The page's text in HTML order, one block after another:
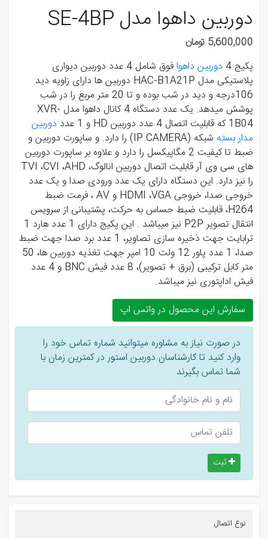
دوربین داهوا مدل SE-4BP
5,600,000 تومان
پکیج 4
دوربین داهوا
فوق شامل 4 عدد دوربین دیواری
پلاستیکی مدل HAC-B1A21P دوربین ها دارای زاویه دید
106درجه و دید در شب بوده و تا 20 متر مربع را در شب
پوشش میدهد. یک عدد دستگاه 4 کانال داهوا مدل XVR-
1B04 که قابلیت اتصال 4 عدد دوربین HD و 1 عدد
دوربین
مدار بسته
شبکه (IP CAMERA) را دارد. و ساپورت دوربین و
ضبط تا کیفیت 2 مگاپیکسل را دارد و علاوه بر ساپورت دوربین
های سی وی آر قابلیت اتصال دوربین انالوگ، TVI ،CVI ،AHD
را نیز دارد. این دستگاه دارای یک عدد ورودی صدا و یک عدد
خروجی صدا، خروجی HDMI ،VGA و AV ، فرمت ضبط
H264، قابلیت ضبط حساس به حرکت، پشتیبانی از سرویس
انتقال تصویر P2P نیز میباشد . این پکیج دارای 1 عدد هارد 1
ترابایت جهت ذخیره سازی تصاویر، 1 عدد برد صدا جهت ضبط
صدا، 1 عدد پاور 12 ولت 10 امپر جهت تغذیه دوربین ها، 50
متر کابل ترکیبی (برق + تصویر)، 8 عدد فیش BNC و 4 عدد
فیش اداپتوری نیز میباشد.
سفارش این محصول در واتس اپ
در صورت نیاز به مشاوره میتوانید شماره تماس خود را
وارد کنید تا کارشناسان دوربین استور در کمترین زمان با
شما تماس بگیرند
ثبت
نوع اتصال